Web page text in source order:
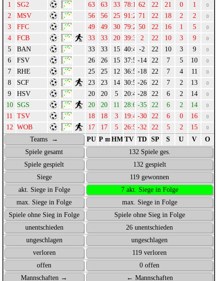
SG2
63 63 33 78:1662 22 21 0 1 0
MSV 56 56 25 91:2071 22 18 2 2 0
FFC 49 49 30 79:2950 22 16 1 5 0
FCB 33 33 20 39:37 2 22 10 3 9 0
BAN 33 33 15 40:42-2 22 10 3 9 0
FSV 26 26 15 37:51-14 22 7 5 10 0
RHE 25 25 12 36:54-18 22 7 4 11 0
SCF 23 23 14 30:56-26 22 7 2 13 0
HSV 20 20 5 20:48-28 22 6 2 14 0
SGS 20 20 11 28:63-35 22 6 2 14 0
TSV 18 18 3 19:49-30 22 6 0 16 0
WOB 17 17 5 26:58-32 22 5 2 15 0
Teams → PU P max.
HM TV TD SP S U V
O
Spiele gesamt
132 Spiele ges.
Spiele gespielt
132 gespielt
Siege
119 gewonnen
akt. Siege in Folge
7 akt. Siege in Folge
max. Siege in Folge
max. Siege in Folge
Spiele ohne Sieg in Folge
Spiele ohne Sieg in Folge
unentschieden
26 unentschieden
ungeschlagen
ungeschlagen
verloren
119 verloren
offen
0 offen
Mannschaften →
← Mannschaften